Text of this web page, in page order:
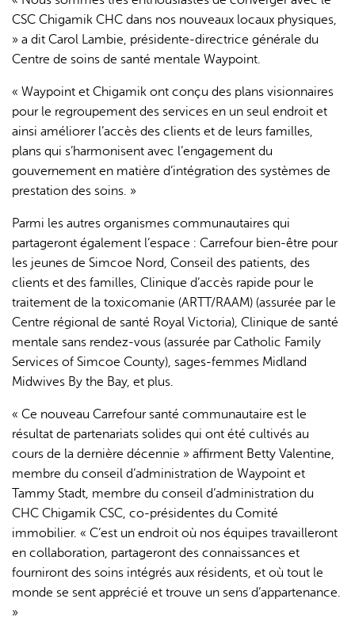
CSC Chigamik CHC dans nos nouveaux locaux physiques,
» a dit Carol Lambie, présidente-directrice générale du
Centre de soins de santé mentale Waypoint.
« Waypoint et Chigamik ont conçu des plans visionnaires
pour le regroupement des services en un seul endroit et
ainsi améliorer l’accès des clients et de leurs familles,
plans qui s’harmonisent avec l’engagement du
gouvernement en matière d’intégration des systèmes de
prestation des soins. »
Parmi les autres organismes communautaires qui
partageront également l’espace : Carrefour bien-être pour
les jeunes de Simcoe Nord, Conseil des patients, des
clients et des familles, Clinique d’accès rapide pour le
traitement de la toxicomanie (ARTT/RAAM) (assurée par le
Centre régional de santé Royal Victoria), Clinique de santé
mentale sans rendez-vous (assurée par Catholic Family
Services of Simcoe County), sages-femmes Midland
Midwives By the Bay, et plus.
« Ce nouveau Carrefour santé communautaire est le
résultat de partenariats solides qui ont été cultivés au
cours de la dernière décennie » affirment Betty Valentine,
membre du conseil d’administration de Waypoint et
Tammy Stadt, membre du conseil d’administration du
CHC Chigamik CSC, co-présidentes du Comité
immobilier. « C’est un endroit où nos équipes travailleront
en collaboration, partageront des connaissances et
fourniront des soins intégrés aux résidents, et où tout le
monde se sent apprécié et trouve un sens d’appartenance.
»